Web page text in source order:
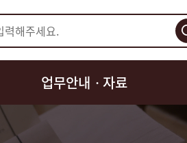
업무안내ㆍ자료